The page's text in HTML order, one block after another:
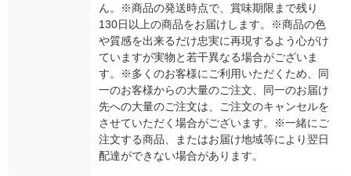
ん。※商品の発送時点で、賞味期限まで残り
130日以上の商品をお届けします。※商品の色
や質感を出来るだけ忠実に再現するよう心がけ
ていますが実物と若干異なる場合がございま
す。※多くのお客様にご利用いただくため、同
一のお客様からの大量のご注文、同一のお届け
先への大量のご注文は、ご注文のキャンセルを
させていただく場合がございます。※一緒にご
注文する商品、またはお届け地域等により翌日
配達ができない場合があります。